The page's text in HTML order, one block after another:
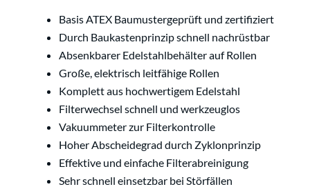
Basis ATEX Baumustergeprüft und zertifiziert
Durch Baukastenprinzip schnell nachrüstbar
Absenkbarer Edelstahlbehälter auf Rollen
Große, elektrisch leitfähige Rollen
Komplett aus hochwertigem Edelstahl
Filterwechsel schnell und werkzeuglos
Vakuummeter zur Filterkontrolle
Hoher Abscheidegrad durch Zyklonprinzip
Effektive und einfache Filterabreinigung
Sehr schnell einsetzbar bei Störfällen